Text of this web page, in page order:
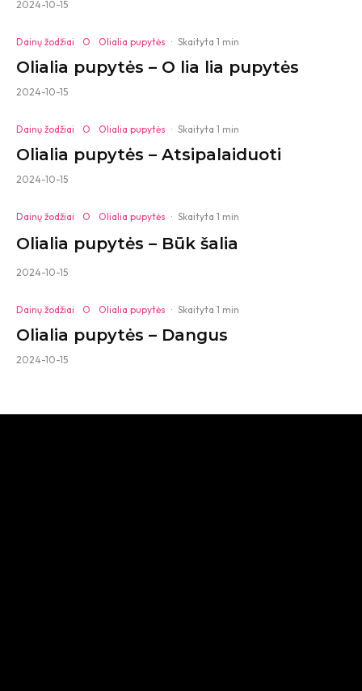
2024-10-15
Dainų žodžiai O Olialia pupytės · Skaityta 1 min
Olialia pupytės – O lia lia pupytės
2024-10-15
Dainų žodžiai O Olialia pupytės · Skaityta 1 min
Olialia pupytės – Atsipalaiduoti
2024-10-15
Dainų žodžiai O Olialia pupytės · Skaityta 1 min
Olialia pupytės – Būk šalia
2024-10-15
Dainų žodžiai O Olialia pupytės · Skaityta 1 min
Olialia pupytės – Dangus
2024-10-15